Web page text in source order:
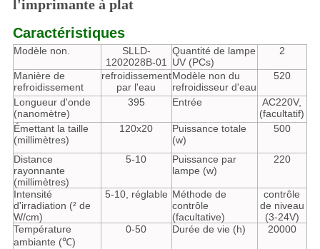
l'imprimante à plat
Caractéristiques
Modèle non.
SLLD-
1202028B-01
Quantité de lampe
UV (PCs)
2
Manière de
refroidissement
refroidissement
par l'eau
Modèle non du
refroidisseur d'eau
520
Longueur d'onde
(nanomètre)
395 Entrée
AC220V,
(facultatif)
Émettant la taille
(millimètres)
120x20
Puissance totale
(w)
500
Distance
rayonnante
(millimètres)
5-10
Puissance par
lampe (w)
220
Intensité
d'irradiation (² de
W/cm)
5-10, réglable Méthode de
contrôle
(facultative)
contrôle
de niveau
(3-24V)
Température
ambiante (℃)
0-50 Durée de vie (h) 20000